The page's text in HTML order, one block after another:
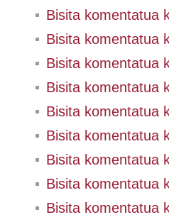
Bisita komentatua
Bisita komentatua
Bisita komentatua
Bisita komentatua
Bisita komentatua
Bisita komentatua
Bisita komentatua
Bisita komentatua
Bisita komentatua